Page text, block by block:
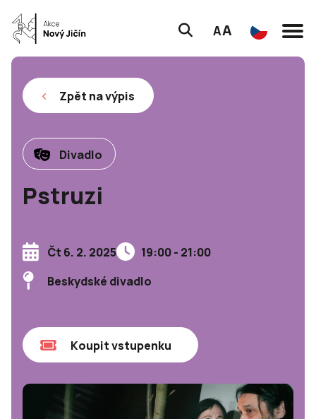
AA
Zpět na výpis
Divadlo
Pstruzi
Čt 6. 2. 2025
19:00 - 21:00
Beskydské divadlo
Koupit vstupenku